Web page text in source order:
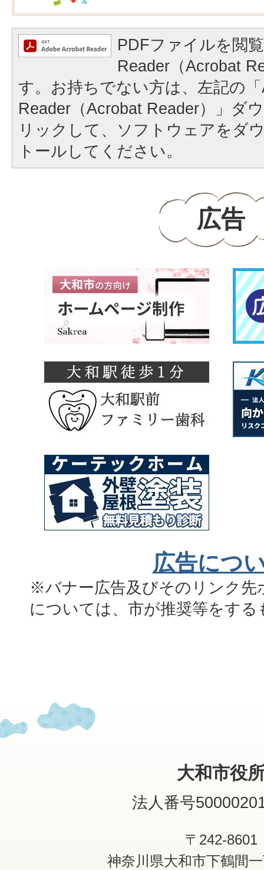
PDFファイルを閲
Reader（Acrobat
す。お持ちでない方は、左記の
Reader（Acrobat Reader）」ダ
リックして、ソフトウェアをダ
トールしてください。
広告
広告につ
※バナー広告及びそのリンク先
については、市が推奨等をす
大和市役
法人番号
〒242-8601
神奈川県大和市下鶴間